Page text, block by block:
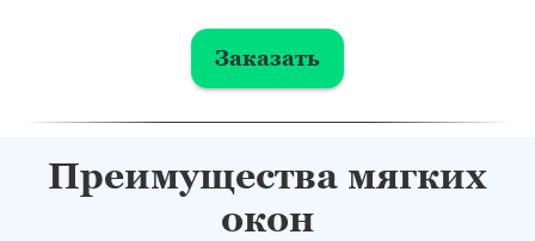
Заказать
Преимущества мягких
окон